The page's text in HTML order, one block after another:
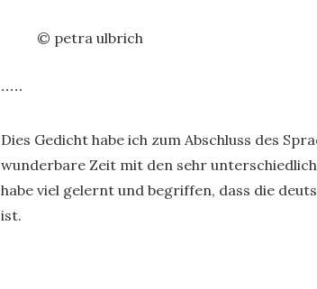
© petra ulbrich
∙∙∙∙∙
Dies Gedicht habe ich zum Abschluss des
wunderbare Zeit mit den sehr
habe viel gelernt und begriffen, dass die
ist.